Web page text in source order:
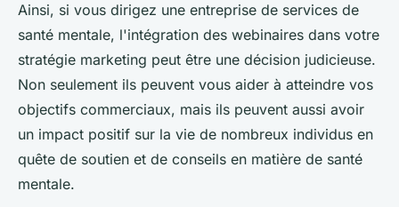
Ainsi, si vous dirigez une entreprise de services de
santé mentale, l'intégration des webinaires dans votre
stratégie marketing peut être une décision judicieuse.
Non seulement ils peuvent vous aider à atteindre vos
objectifs commerciaux, mais ils peuvent aussi avoir
un impact positif sur la vie de nombreux individus en
quête de soutien et de conseils en matière de santé
mentale.